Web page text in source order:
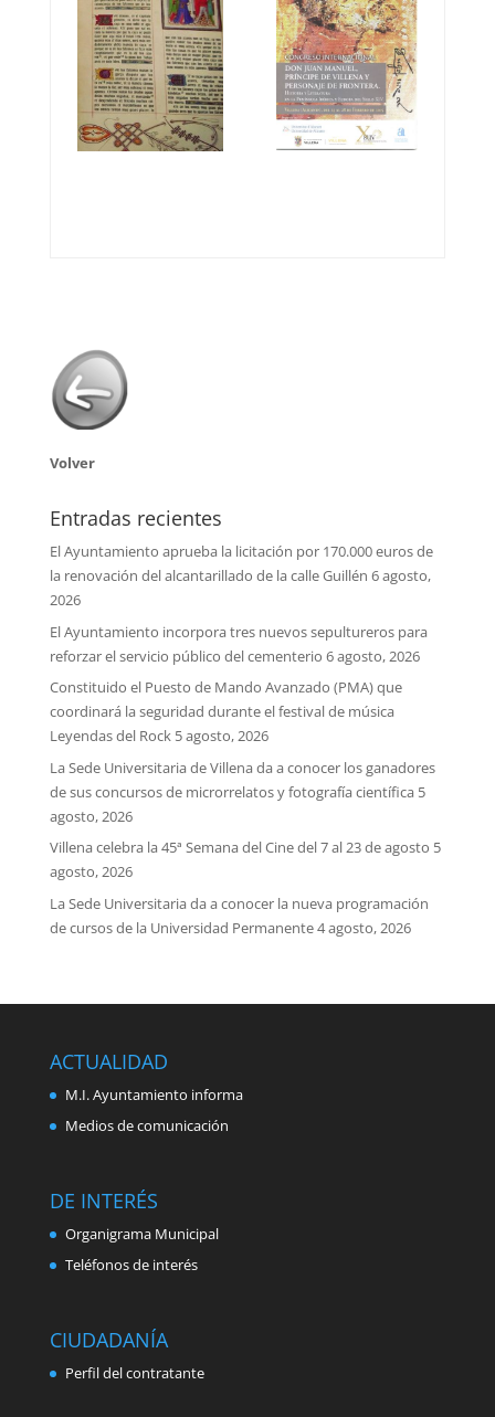
Volver
Entradas recientes
El Ayuntamiento aprueba la licitación por 170.000 euros de
la renovación del alcantarillado de la calle Guillén 6 agosto,
2026
El Ayuntamiento incorpora tres nuevos sepultureros para
reforzar el servicio público del cementerio 6 agosto, 2026
Constituido el Puesto de Mando Avanzado (PMA) que
coordinará la seguridad durante el festival de música
Leyendas del Rock 5 agosto, 2026
La Sede Universitaria de Villena da a conocer los ganadores
de sus concursos de microrrelatos y fotografía científica 5
agosto, 2026
Villena celebra la 45ª Semana del Cine del 7 al 23 de agosto 5
agosto, 2026
La Sede Universitaria da a conocer la nueva programación
de cursos de la Universidad Permanente4 agosto, 2026
ACTUALIDAD
M.I. Ayuntamiento informa
Medios de comunicación
DE INTERÉS
Organigrama Municipal
Teléfonos de interés
CIUDADANÍA
Perfil del contratante